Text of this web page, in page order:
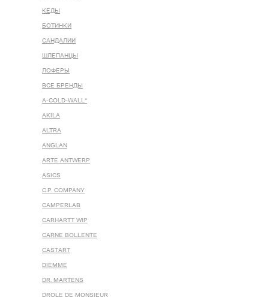
КЕДЫ
БОТИНКИ
САНДАЛИИ
ШЛЕПАНЦЫ
ЛОФЕРЫ
ВСЕ БРЕНДЫ
A-COLD-WALL*
AKILA
ALTRA
ANGLAN
ARTE ANTWERP
ASICS
C.P. COMPANY
CAMPERLAB
CARHARTT WIP
CARNE BOLLENTE
CASTART
DIEMME
DR. MARTENS
DROLE DE MONSIEUR